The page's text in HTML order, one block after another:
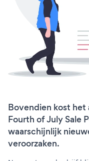
Bovendien kost het
Fourth of July Sale
waarschijnlijk
veroorzaken.